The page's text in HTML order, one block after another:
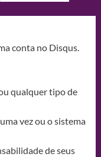
conta no Disqus.
qualquer tipo de
vez ou o sistema
de seus